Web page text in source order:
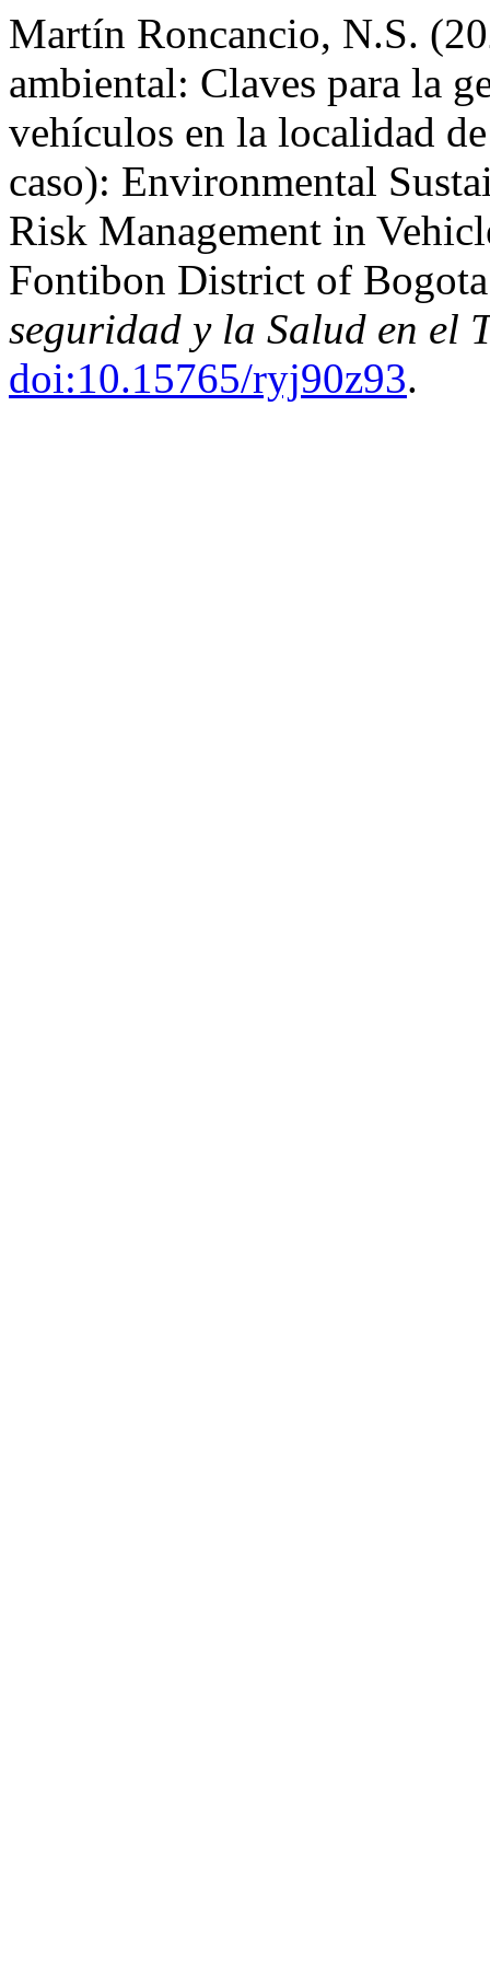
Martín Roncancio, N.S.
ambiental: Claves para la
vehículos en la localidad
caso): Environmental
Risk Management in
Fontibon District of
seguridad y la Salud en el
doi:10.15765/ryj90z93.